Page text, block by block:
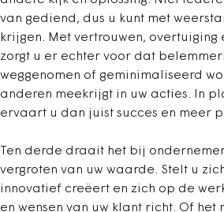
van gediend, dus u kunt met
krijgen. Met vertrouwen, overtuiging
zorgt u er echter voor dat
weggenomen of geminimaliseerd
anderen meekrijgt in uw acties. In
ervaart u dan juist succes en meer
Ten derde draait het bij
vergroten van uw waarde. Stelt u
innovatief creëert en zich op de
en wensen van uw klant richt. Of het